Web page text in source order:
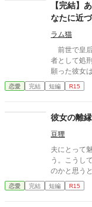
【完結】
なたに近
ラム猫
前世で皇
者として処
願った彼女
ようと決め
うに彼女へ
たい彼女と
直しの人生で少
鞘になりま
恋愛 完結 短編 R15
彼女の離
豆狸
夫にとって
う。こうし
のかと思う
した
恋愛 完結 短編 R15